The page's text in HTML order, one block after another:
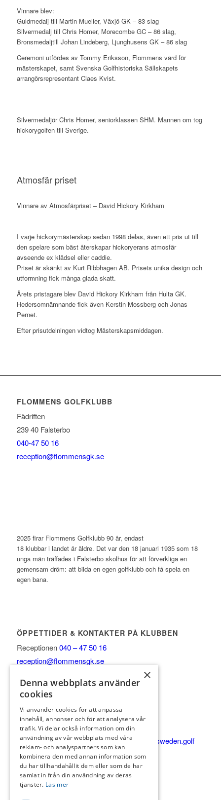
Vinnare blev:
Guldmedalj till Martin Mueller, Växjö GK – 83 slag
Silvermedalj till Chris Homer, Morecombe GC – 86 slag,
Bronsmedaljtill Johan Lindeberg, Ljunghusens GK – 86 slag
Ceremoni utfördes av Tommy Eriksson, Flommens värd för
mästerskapet, samt Svenska Golfhistoriska Sällskapets
arrangörsrepresentant Claes Kvist.
Silvermedaljör Chris Homer, seniorklassen SHM. Mannen om tog
hickorygolfen till Sverige.
Atmosfär priset
Vinnare av Atmosfärpriset – David Hickory Kirkham
I varje hickorymästerskap sedan 1998 delas, även ett pris ut till
den spelare som bäst återskapar hickoryerans atmosfär
avseende ex klädsel eller caddie.
Priset är skänkt av Kurt Ribbhagen AB. Prisets unika design och
utformning fick många glada skatt.
Årets pristagare blev David Hickory Kirkham från Hulta GK.
Hedersomnämnande fick även Kerstin Mossberg och Jonas
Pernet.
Efter prisutdelningen vidtog Mästerskapsmiddagen.
FLOMMENS GOLFKLUBB
Fädriften
239 40 Falsterbo
040-47 50 16
reception@flommensgk.se
2025 firar Flommens Golfklubb 90 år, endast
18 klubbar i landet är äldre. Det var den 18 januari 1935 som 18
unga män träffades i Falsterbo skolhus för att förverkliga en
gemensam dröm: att bilda en egen golfklubb och få spela en
egen bana.
ÖPPETTIDER & KONTAKTER PÅ KLUBBEN
Receptionen040 – 47 50 16
reception@flommensgk.se
Helg & helgdagar 8-15
Golfshop/Pro:
Vardagar 8-17
Helg & helgdagar 8-15
Shop 0735-45 90 08petter.bengtsson@pgasweden.golf
KÖKET
Alla dagar 9-20
Varma köket 11:30-16
×
Denna webbplats använder
cookies
Vi använder cookies för att anpassa
innehåll, annonser och för att analysera vår
trafik. Vi delar också information om din
användning av vår webbplats med våra
reklam- och analyspartners som kan
kombinera den med annan information som
du har tillhandahållit dem eller som de har
samlat in från din användning av deras
tjänster. Läs mer